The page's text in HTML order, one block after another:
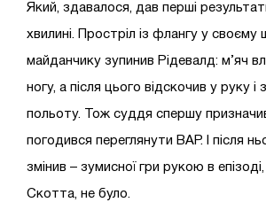
Який, здавалося, дав перші
хвилині. Простріл із флангу у
майданчику зупинив Рідевалд: м’яч
ногу, а після цього відскочив у руку і
польоту. Тож суддя спершу
погодився переглянути ВАР. І після
змінив – зумисної гри рукою в
Скотта, не було.